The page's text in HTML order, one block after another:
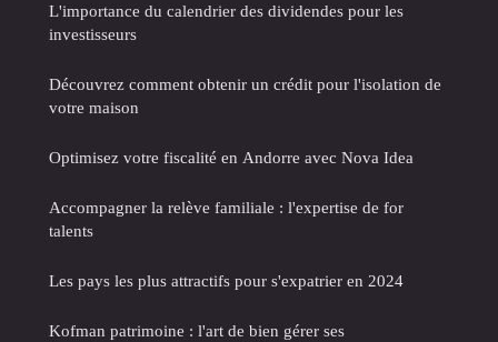
L'importance du calendrier des dividendes pour les
investisseurs
Découvrez comment obtenir un crédit pour l'isolation de
votre maison
Optimisez votre fiscalité en Andorre avec Nova Idea
Accompagner la relève familiale : l'expertise de for
talents
Les pays les plus attractifs pour s'expatrier en 2024
Kofman patrimoine : l'art de bien gérer ses